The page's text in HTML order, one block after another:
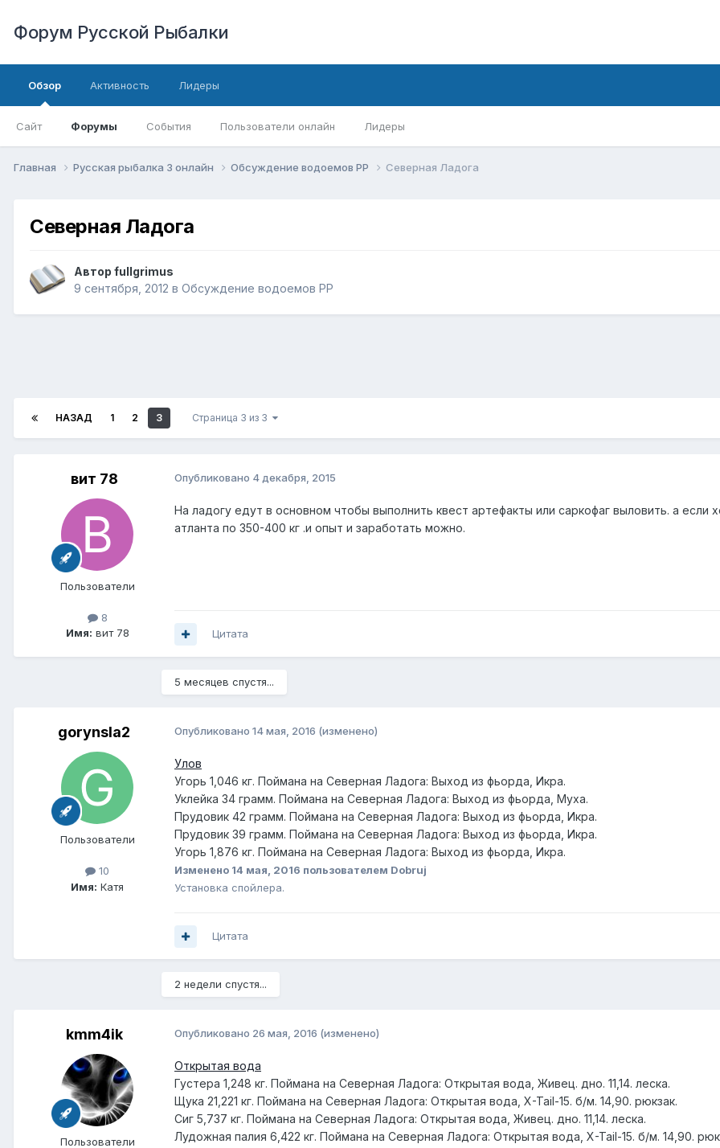
Форум Русской Рыбалки
Обзор
Сайт Форумы События Пользователи онлайн Лидеры
Активность Лидеры
Главная Русская рыбалка 3 онлайн Обсуждение водоемов РР Северная Ладога
Северная Ладога
Автор fullgrimus
9 сентября, 2012 в Обсуждение водоемов РР
НАЗАД 1 2 3 Страница 3 из 3
вит 78
Пользователи
8
Имя: вит 78
Опубликовано 4 декабря, 2015
На ладогу едут в основном чтобы выполнить квест артефакты или саркофаг выловить. а
атланта по 350-400 кг .и опыт и заработать можно.
Цитата
5 месяцев спустя...
gorynsla2
Пользователи
10
Имя: Катя
Опубликовано 14 мая, 2016 (изменено)
Улов
Угорь 1,046 кг. Поймана на Северная Ладога: Выход из фьорда, Икра.
Уклейка 34 грамм. Поймана на Северная Ладога: Выход из фьорда, Муха.
Прудовик 42 грамм. Поймана на Северная Ладога: Выход из фьорда, Икра.
Прудовик 39 грамм. Поймана на Северная Ладога: Выход из фьорда, Икра.
Угорь 1,876 кг. Поймана на Северная Ладога: Выход из фьорда, Икра.
Изменено 14 мая, 2016 пользователем Dobruj
Установка спойлера.
Цитата
2 недели спустя...
kmm4ik
Пользователи
Опубликовано 26 мая, 2016 (изменено)
Открытая вода
Густера 1,248 кг. Поймана на Северная Ладога: Открытая вода, Живец. дно. 11,14. леска.
Щука 21,221 кг. Поймана на Северная Ладога: Открытая вода, X-Tail-15. б/м. 14,90. рюкзак.
Сиг 5,737 кг. Поймана на Северная Ладога: Открытая вода, Живец. дно. 11,14. леска.
Лудожная палия 6,422 кг. Поймана на Северная Ладога: Открытая вода, X-Tail-15. б/м. 14,90.